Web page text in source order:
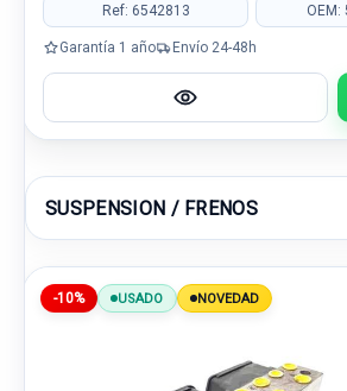
Ref: 6542813 OEM:
Garantía 1 año Envío 24-48h
SUSPENSION / FRENOS
-10% USADO NOVEDAD